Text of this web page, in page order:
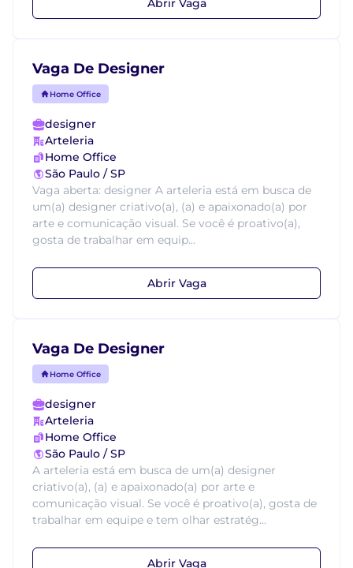
Vaga De Designer
Home Office
designer
Arteleria
Home Office
São Paulo / SP
Vaga aberta: designer A arteleria está em busca de
um(a) designer criativo(a), (a) e apaixonado(a) por
arte e comunicação visual. Se você é proativo(a),
gosta de trabalhar em equip...
Abrir Vaga
Vaga De Designer
Home Office
designer
Arteleria
Home Office
São Paulo / SP
A arteleria está em busca de um(a) designer
criativo(a), (a) e apaixonado(a) por arte e
comunicação visual. Se você é proativo(a), gosta de
trabalhar em equipe e tem olhar estratég...
Abrir Vaga